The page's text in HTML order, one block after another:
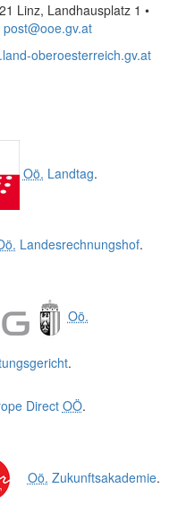
Linz, Landhausplatz 1 •
post@ooe.gv.at
oberoesterreich.gv.at
Oö. Landtag.
Landesrechnungshof.
Oö.
.
Direct OÖ.
Oö. Zukunftsakademie.